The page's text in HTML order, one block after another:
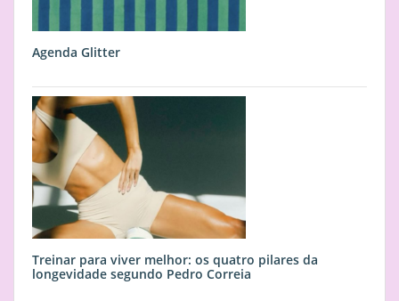
Agenda Glitter
Treinar para viver melhor: os quatro pilares da
longevidade segundo Pedro Correia